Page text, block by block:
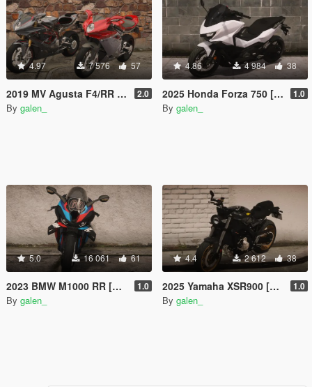
4.97 7 576 57
2019 MV Agusta F4/RR [Add-On | Tuning] 2.0
By galen_
4.86 4 984 38
2025 Honda Forza 750 [Add-On | Tuning] 1.0
By galen_
5.0 16 061 61
2023 BMW M1000 RR [Add-On | Tuning] 1.0
By galen_
4.4 2 612 38
2025 Yamaha XSR900 [Add-On | Tuning] 1.0
By galen_